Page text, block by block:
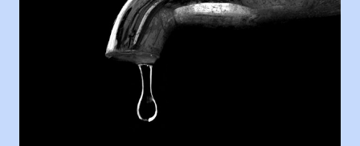
duruyor. Havuzun içinde Adana Demirspor Kulübü
yüzücüleri. Erkekler çoğunlukta. Küçük kız etrafına bakıyor.
Sadece 4 kız çocuğu var. Nesrin, Adana Demirspor’un 4
kızından biri oluyor o gün…Giriyor havuza. 1973 – 1975
Adana Nesrin, 16 yaşında. Yüzüyor. 7 yaşında girdiği